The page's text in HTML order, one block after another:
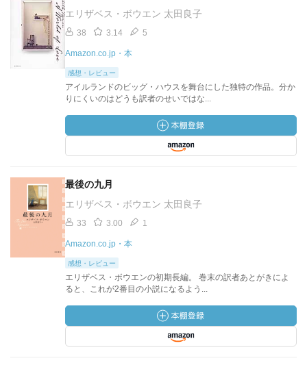
エリザベス・ボウエン 太田良子
38 3.14 5
Amazon.co.jp・本
感想・レビュー
アイルランドのビッグ・ハウスを舞台にした独特の作品。分か
りにくいのはどうも訳者のせいではな...
最後の九月
エリザベス・ボウエン 太田良子
33 3.00 1
Amazon.co.jp・本
感想・レビュー
エリザベス・ボウエンの初期長編。 巻末の訳者あとがきによ
ると、これが2番目の小説になるよう...